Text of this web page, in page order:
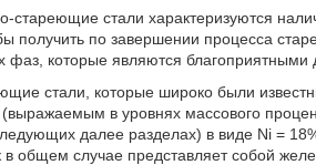
стареющие стали характеризуются
получить по завершении процесса
фаз, которые являются благоприятными
стали, которые широко были
в уровнях массового
далее разделах) в виде Ni =
в общем случае представляет собой